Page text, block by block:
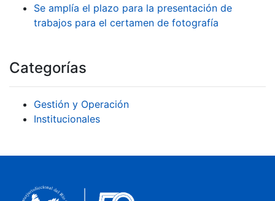
Se amplía el plazo para la presentación de
trabajos para el certamen de fotografía
Categorías
Gestión y Operación
Institucionales